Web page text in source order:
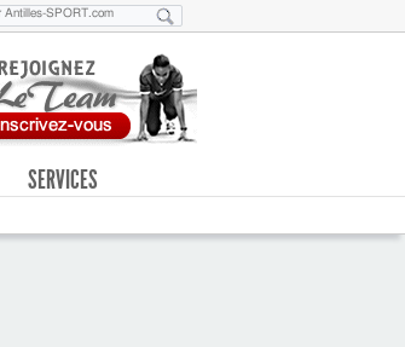
SERVICES